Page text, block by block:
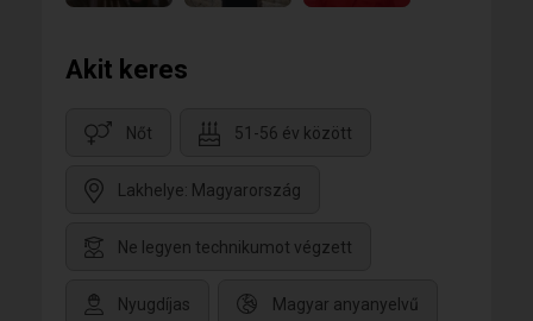
Akit keres
Nőt 51-56 év között
Lakhelye: Magyarország
Ne legyen technikumot végzett
Nyugdíjas Magyar anyanyelvű